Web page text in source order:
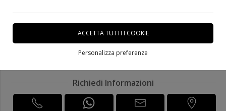
ACCETTA TUTTI I COOKIE
Personalizza preferenze
Porta in massello Art. 127N
DISPONIBILE IN 20 GIORNI
Richiedi Informazioni